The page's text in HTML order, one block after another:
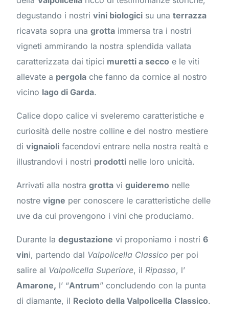
degustando i nostrivini biologici su unaterrazza
ricavata sopra unagrotta immersa tra i nostri
vigneti ammirando la nostra splendida vallata
caratterizzata dai tipici muretti a secco e le viti
allevate a pergola che fanno da cornice al nostro
vicino lago di Garda.
Calice dopo calice vi sveleremo caratteristiche e
curiosità delle nostre colline e del nostro mestiere
divignaioli facendovi entrare nella nostra realtà e
illustrandovi i nostri prodotti nelle loro unicità.
Arrivati alla nostragrotta viguideremo nelle
nostrevigne per conoscere le caratteristiche delle
uve da cui provengono i vini che produciamo.
Durante ladegustazione vi proponiamo i nostri6
vini, partendo dal Valpolicella Classico per poi
salire al Valpolicella Superiore, il Ripasso, l’
Amarone, l’ “Antrum” concludendo con la punta
di diamante, il Recioto della Valpolicella Classico.